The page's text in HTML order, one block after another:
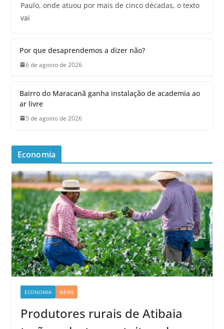
Paulo, onde atuou por mais de cinco décadas, o texto
vai
Por que desaprendemos a dizer não?
6 de agosto de 2026
Bairro do Maracanã ganha instalação de academia ao
ar livre
5 de agosto de 2026
Economia
ECONOMIA NEWS
Produtores rurais de Atibaia